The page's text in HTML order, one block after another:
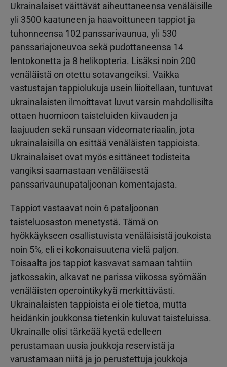
Ukrainalaiset väittävät aiheuttaneensa venäläisille
yli 3500 kaatuneen ja haavoittuneen tappiot ja
tuhonneensa 102 panssarivaunua, yli 530
panssariajoneuvoa sekä pudottaneensa 14
lentokonetta ja 8 helikopteria. Lisäksi noin 200
venäläistä on otettu sotavangeiksi. Vaikka
vastustajan tappiolukuja usein liioitellaan, tuntuvat
ukrainalaisten ilmoittavat luvut varsin mahdollisilta
ottaen huomioon taisteluiden kiivauden ja
laajuuden sekä runsaan videomateriaalin, jota
ukrainalaisilla on esittää venäläisten tappioista.
Ukrainalaiset ovat myös esittäneet todisteita
vangiksi saamastaan venäläisestä
panssarivaunupataljoonan komentajasta.
Tappiot vastaavat noin 6 pataljoonan
taisteluosaston menetystä. Tämä on
hyökkäykseen osallistuvista venäläisistä joukoista
noin 5%, eli ei kokonaisuutena vielä paljon.
Toisaalta jos tappiot kasvavat samaan tahtiin
jatkossakin, alkavat ne parissa viikossa syömään
venäläisten operointikykyä merkittävästi.
Ukrainalaisten tappioista ei ole tietoa, mutta
heidänkin joukkonsa tietenkin kuluvat taisteluissa.
Ukrainalle olisi tärkeää kyetä edelleen
perustamaan uusia joukkoja reservistä ja
varustamaan niitä ja jo perustettuja joukkoja